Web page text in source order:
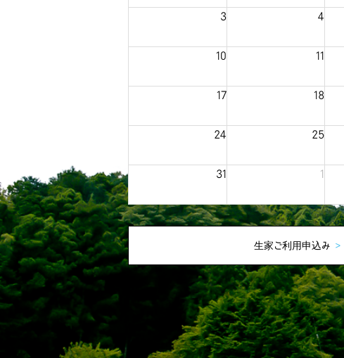
3 4
10 11
17 18
24 25
31 1
生家ご利用申込み>